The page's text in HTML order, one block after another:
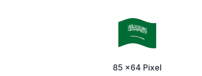
85 x64 Pixel